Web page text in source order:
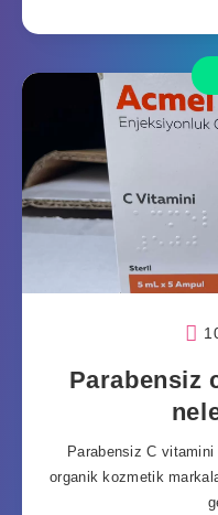
Parabensiz
Parabensiz C
organik kozmetik